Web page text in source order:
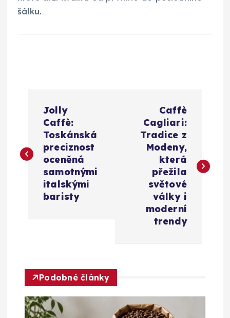
šálku.
v
e
p
Jolly
Caffè:
Toskánská
preciznost
oceněná
samotnými
italskými
baristy
Caffè
Cagliari:
Tradice z
Modeny,
která
přežila
světové
války i
moderní
trendy
Podobné články